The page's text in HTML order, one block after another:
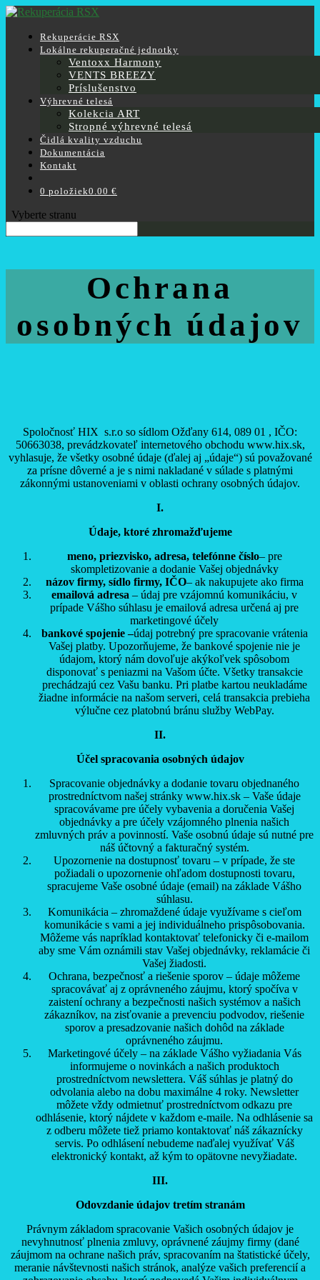
Rekuperácie RSX
Lokálne rekuperačné jednotky
Ventoxx Harmony
VENTS BREEZY
Príslušenstvo
Výhrevné telesá
Kolekcia ART
Stropné výhrevné telesá
Čidlá kvality vzduchu
Dokumentácia
Kontakt
0 položiek0.00 €
Vyberte stranu
Ochrana
osobných údajov
Spoločnosť HIX s.r.o so sídlom Ožďany 614, 089 01 , IČO:
50663038, prevádzkovateľ internetového obchodu www.hix.sk,
vyhlasuje, že všetky osobné údaje (ďalej aj „údaje“) sú považované
za prísne dôverné a je s nimi nakladané v súlade s platnými
zákonnými ustanoveniami v oblasti ochrany osobných údajov.
I.
Údaje, ktoré zhromažďujeme
meno, priezvisko, adresa, telefónne číslo– pre
skompletizovanie a dodanie Vašej objednávky
názov firmy, sídlo firmy, IČO– ak nakupujete ako firma
emailová adresa – údaj pre vzájomnú komunikáciu, v
prípade Vášho súhlasu je emailová adresa určená aj pre
marketingové účely
bankové spojenie –údaj potrebný pre spracovanie vrátenia
Vašej platby. Upozorňujeme, že bankové spojenie nie je
údajom, ktorý nám dovoľuje akýkoľvek spôsobom
disponovať s peniazmi na Vašom účte. Všetky transakcie
prechádzajú cez Vašu banku. Pri platbe kartou neukladáme
žiadne informácie na našom serveri, celá transakcia prebieha
výlučne cez platobnú bránu služby WebPay.
II.
Účel spracovania osobných údajov
Spracovanie objednávky a dodanie tovaru objednaného
prostredníctvom našej stránky www.hix.sk – Vaše údaje
spracovávame pre účely vybavenia a doručenia Vašej
objednávky a pre účely vzájomného plnenia našich
zmluvných práv a povinností. Vaše osobnú údaje sú nutné pre
náš účtovný a fakturačný systém.
Upozornenie na dostupnosť tovaru – v prípade, že ste
požiadali o upozornenie ohľadom dostupnosti tovaru,
spracujeme Vaše osobné údaje (email) na základe Vášho
súhlasu.
Komunikácia – zhromaždené údaje využívame s cieľom
komunikácie s vami a jej individuálneho prispôsobovania.
Môžeme vás napríklad kontaktovať telefonicky či e-mailom
aby sme Vám oznámili stav Vašej objednávky, reklamácie či
Vašej žiadosti.
Ochrana, bezpečnosť a riešenie sporov – údaje môžeme
spracovávať aj z oprávneného záujmu, ktorý spočíva v
zaistení ochrany a bezpečnosti našich systémov a našich
zákazníkov, na zisťovanie a prevenciu podvodov, riešenie
sporov a presadzovanie našich dohôd na základe
oprávneného záujmu.
Marketingové účely – na základe Vášho vyžiadania Vás
informujeme o novinkách a našich produktoch
prostredníctvom newslettera. Váš súhlas je platný do
odvolania alebo na dobu maximálne 4 roky. Newsletter
môžete vždy odmietnuť prostredníctvom odkazu pre
odhlásenie, ktorý nájdete v každom e-maile. Na odhlásenie sa
z odberu môžete tiež priamo kontaktovať náš zákaznícky
servis. Po odhlásení nebudeme naďalej využívať Váš
elektronický kontakt, až kým to opätovne nevyžiadate.
III.
Odovzdanie údajov tretím stranám
Právnym základom spracovanie Vašich osobných údajov je
nevyhnutnosť plnenia zmluvy, oprávnené záujmy firmy (dané
záujmom na ochrane našich práv, spracovaním na štatistické účely,
meranie návštevnosti našich stránok, analýze vašich preferencií a